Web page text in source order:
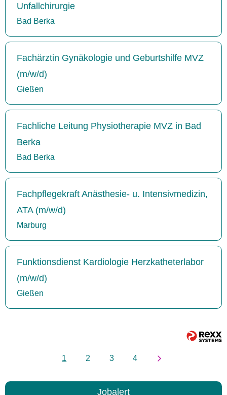
Unfallchirurgie
Bad Berka
Fachärztin Gynäkologie und Geburtshilfe MVZ
(m/w/d)
Gießen
Fachliche Leitung Physiotherapie MVZ in Bad
Berka
Bad Berka
Fachpflegekraft Anästhesie- u. Intensivmedizin,
ATA (m/w/d)
Marburg
Funktionsdienst Kardiologie Herzkatheterlabor
(m/w/d)
Gießen
1 2 3 4
Jobalert